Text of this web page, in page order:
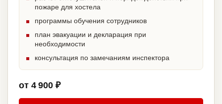
пожаре для хостела
программы обучения сотрудников
план эвакуации и декларация при
необходимости
консультация по замечаниям инспектора
от 4 900 ₽